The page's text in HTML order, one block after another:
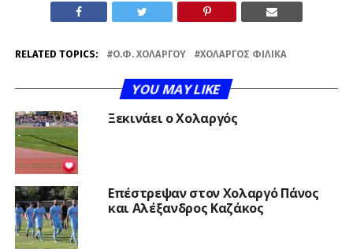
RELATED TOPICS: Ο.Φ. ΧΟΛΑΡΓΟΎ ΧΟΛΑΡΓΌΣ ΦΙΛΙΚΆ
YOU MAY LIKE
Ξεκινάει ο Χολαργός
Επέστρεψαν στον Χολαργό Πάνος
και Αλέξανδρος Καζάκος